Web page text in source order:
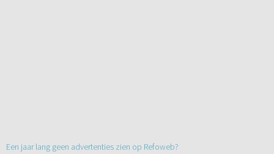
Een jaar lang geen advertenties zien op Refoweb?